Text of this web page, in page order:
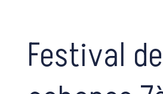
Festival